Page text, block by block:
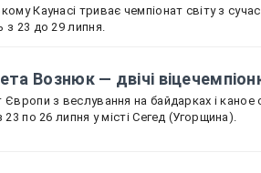
Каунасі триває чемпіонат світу з
з 23 до 29 липня.
Вознюк — двічі
Європи з веслування на байдарках і
23 по 26 липня у місті Сегед (Угорщина).